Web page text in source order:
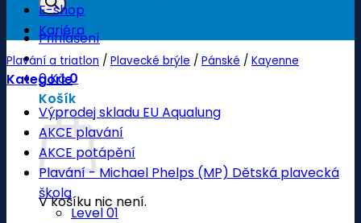
Přihlášení
0Kč0
Košík
V košíku nic není.
E-shop
Kariéra
Plavání a triatlon / Plavecké brýle / Pánské / Kayenne
Kategorie
Výprodej skladu EU Aqualung
AKCE plavání
AKCE potápění
Plavání - Michael Phelps (MP) Dětská plavecká
škola
Level 01